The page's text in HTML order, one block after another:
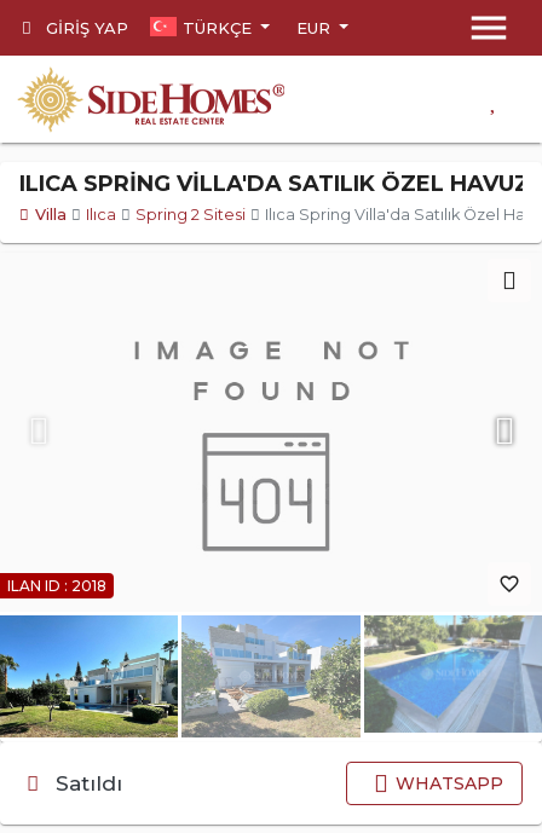
menu
EUR
TÜRKÇE
GIRIŞ YAP
ILICA SPRING VILLA'DA SATILIK ÖZEL
Villa Ilıca Spring 2 Sitesi Ilıca Spring Villa'da Satılık Özel
ILAN ID : 2018 favorite_border
Satıldı WHATSAPP